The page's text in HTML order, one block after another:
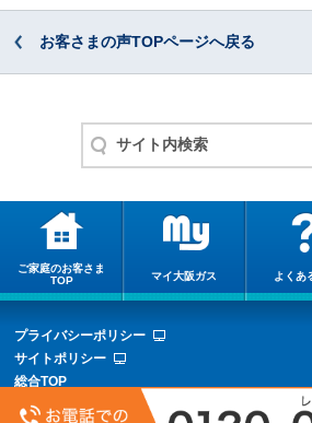
お客さまの声TOPページへ戻る
ご家庭のお客さま
TOP
マイ大阪ガス よくあ
プライバシーポリシー
サイトポリシー
総合TOP
サイトマップ